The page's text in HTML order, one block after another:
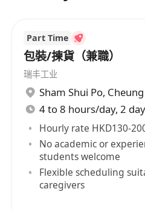
致。
- 協助更新庫存系統，報告
- 整理貨架，優化倉庫空間
倉庫日常工作
- 負責倉庫的清潔與維護，
符合職業安全標準。
- 檢查倉庫設備（如板車、
報告任何維修需求。
- 需使用電腦軟件（如
動記錄貨物進出資料。
Part Time
包裝/揀貨（兼職）
瑞丰工业
Sham Shui Po,
4 to 8 hours/day, 2
Hourly rate HKD130-
No academic or
students welcome
Flexible scheduling
caregivers